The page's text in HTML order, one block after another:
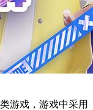
游戏，游戏中采用